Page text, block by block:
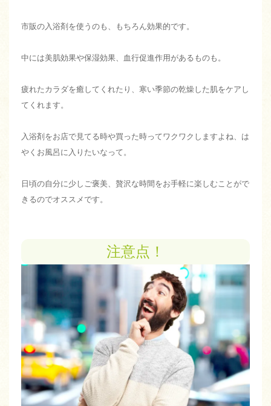
市販の入浴剤を使うのも、もちろん効果的です。
中には美肌効果や保湿効果、血行促進作用があるものも。
疲れたカラダを癒してくれたり、寒い季節の乾燥した肌をケアし
てくれます。
入浴剤をお店で見てる時や買った時ってワクワクしますよね、は
やくお風呂に入りたいなって。
日頃の自分に少しご褒美、贅沢な時間をお手軽に楽しむことがで
きるのでオススメです。
注意点！